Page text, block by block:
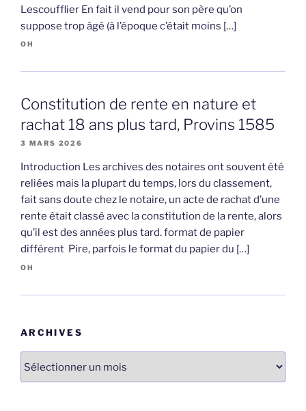
Lescoufflier En fait il vend pour son père qu’on
suppose trop âgé (à l’époque c’était moins […]
OH
Constitution de rente en nature et
rachat 18 ans plus tard, Provins 1585
3 MARS 2026
Introduction Les archives des notaires ont souvent été
reliées mais la plupart du temps, lors du classement,
fait sans doute chez le notaire, un acte de rachat d’une
rente était classé avec la constitution de la rente, alors
qu’il est des années plus tard. format de papier
différent Pire, parfois le format du papier du […]
OH
ARCHIVES